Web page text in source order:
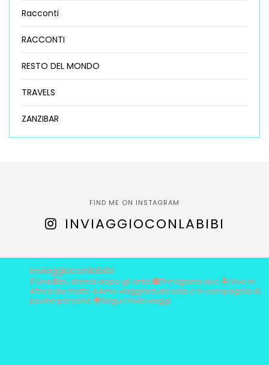
Racconti
RACCONTI
RESTO DEL MONDO
TRAVELS
ZANZIBAR
FIND ME ON INSTAGRAM
INVIAGGIOCONLABIBI
inviaggioconlabibi
💃 Una Bibi, donna dopo gli anta 🏣Trevigiana doc 🏝️Vivo in
Africa da molto ✈️Amo viaggiare,da sola o in compagnia di
poche persone 🌍Segui i miei viaggi